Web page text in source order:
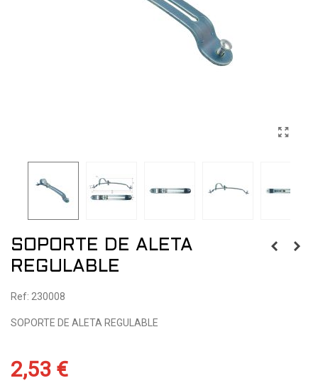
SOPORTE DE ALETA
REGULABLE
Ref: 230008
SOPORTE DE ALETA REGULABLE
2,53 €